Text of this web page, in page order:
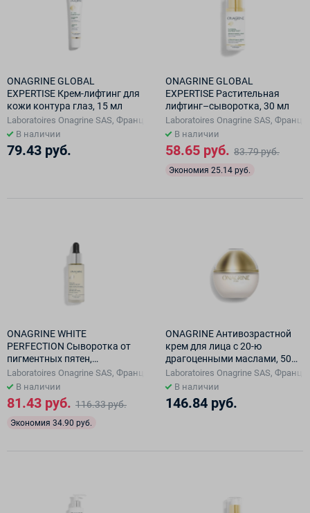
ONAGRINE GLOBAL
EXPERTISE Крем-лифтинг для
кожи контура глаз, 15 мл
Laboratoires Onagrine SAS, Франция, Франция
В наличии
79.43 руб.
ONAGRINE GLOBAL
EXPERTISE Растительная
лифтинг–сыворотка, 30 мл
Laboratoires Onagrine SAS,
В наличии
58.65 руб. 83.79 руб.
Экономия 25.14 руб.
ONAGRINE WHITE
PERFECTION Сыворотка от
пигментных пятен,
выравнивающая тон кожи,
30 мл
Laboratoires Onagrine SAS, Франция, Франция
В наличии
81.43 руб. 116.33 руб.
Экономия 34.90 руб.
ONAGRINE Антивозрастной
крем для лица с 20-ю
драгоценными маслами, 50
мл
Laboratoires Onagrine SAS,
В наличии
146.84 руб.